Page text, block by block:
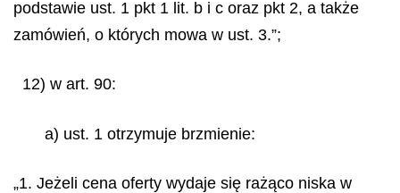
podstawie ust. 1 pkt 1 lit. b i c oraz pkt 2, a także
zamówień, o których mowa w ust. 3.”;
12) w art. 90:
a) ust. 1 otrzymuje brzmienie:
„1. Jeżeli cena oferty wydaje się rażąco niska w